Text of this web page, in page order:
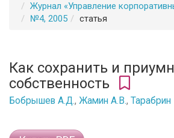
Журнал «Управление
№4, 2005
статья
Как сохранить и
собственность
Бобрышев А.Д., Жамин А.В.,